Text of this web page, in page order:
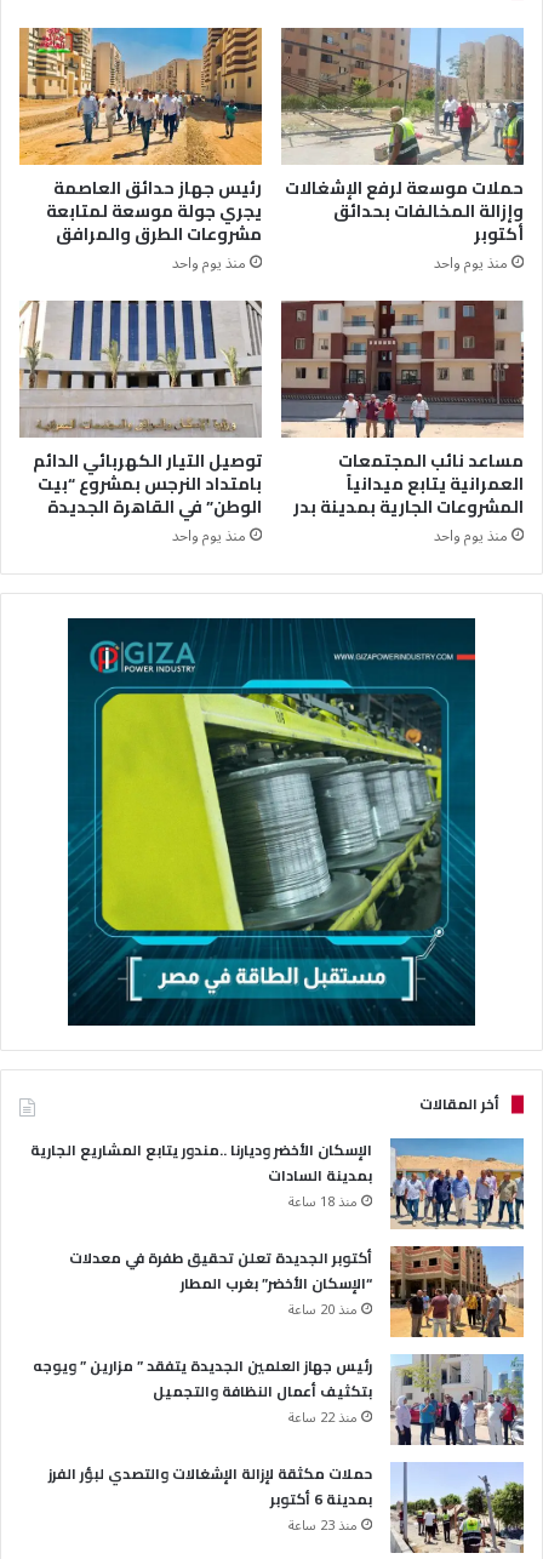
حملات موسعة لرفع الإشغالات
وإزالة المخالفات بحدائق
أكتوبر
منذ يوم واحد
رئيس جهاز حدائق العاصمة
يجري جولة موسعة لمتابعة
مشروعات الطرق والمرافق
منذ يوم واحد
مساعد نائب المجتمعات
العمرانية يتابع ميدانياً
المشروعات الجارية بمدينة بدر
منذ يوم واحد
توصيل التيار الكهربائي الدائم
بامتداد النرجس بمشروع “بيت
الوطن” في القاهرة الجديدة
منذ يوم واحد
أخر المقالات
الإسكان الأخضر وديارنا ..مندور يتابع المشاريع الجارية
بمدينة السادات
منذ 18 ساعة
أكتوبر الجديدة تعلن تحقيق طفرة في معدلات
“الإسكان الأخضر” بغرب المطار
منذ 20 ساعة
رئيس جهاز العلمين الجديدة يتفقد ” مزارين ” ويوجه
بتكثيف أعمال النظافة والتجميل
منذ 22 ساعة
حملات مكثقة لإزالة الإشغالات والتصدي لبؤر الفرز
بمدينة 6 أكتوبر
منذ 23 ساعة